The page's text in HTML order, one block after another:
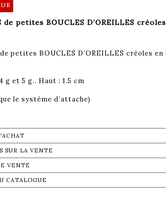
de petites BOUCLES D’OREILLES
de petites BOUCLES D’OREILLES créoles
g et 5 g.. Haut : 1.5 cm
le système d’attache)
SUR LA VENTE
VENTE
CATALOGUE